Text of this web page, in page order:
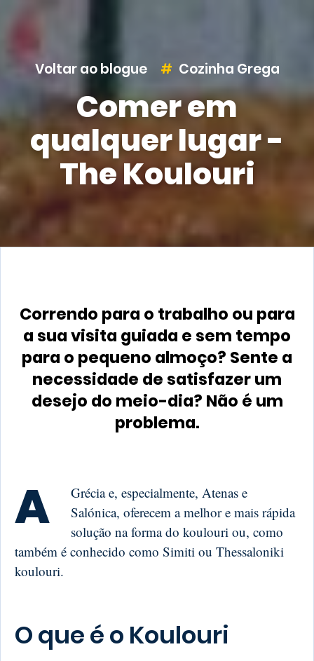
Voltar ao blogue Cozinha Grega
Comer em
qualquer lugar -
The Koulouri
Correndo para o trabalho ou para
a sua visita guiada e sem tempo
para o pequeno almoço? Sente a
necessidade de satisfazer um
desejo do meio-dia? Não é um
problema.
A
Grécia e, especialmente, Atenas e
Salónica, oferecem a melhor e mais rápida
solução na forma do koulouri ou, como
também é conhecido como Simiti ou Thessaloniki
koulouri.
O que é o Koulouri